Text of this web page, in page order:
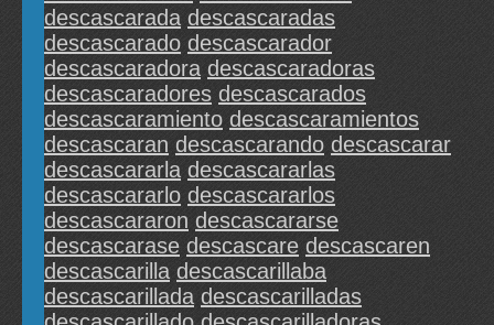
descascarada descascaradas
descascarado descascarador
descascaradora descascaradoras
descascaradores descascarados
descascaramiento descascaramientos
descascaran descascarando descascarar
descascararla descascararlas
descascararlo descascararlos
descascararon descascararse
descascarase descascare descascaren
descascarilla descascarillaba
descascarillada descascarilladas